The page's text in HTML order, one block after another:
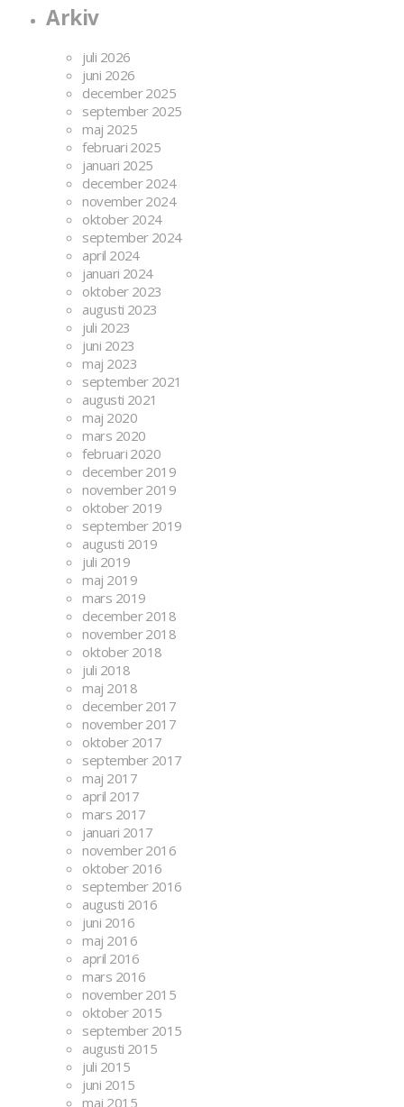
Arkiv
juli 2026
juni 2026
december 2025
september 2025
maj 2025
februari 2025
januari 2025
december 2024
november 2024
oktober 2024
september 2024
april 2024
januari 2024
oktober 2023
augusti 2023
juli 2023
juni 2023
maj 2023
september 2021
augusti 2021
maj 2020
mars 2020
februari 2020
december 2019
november 2019
oktober 2019
september 2019
augusti 2019
juli 2019
maj 2019
mars 2019
december 2018
november 2018
oktober 2018
juli 2018
maj 2018
december 2017
november 2017
oktober 2017
september 2017
maj 2017
april 2017
mars 2017
januari 2017
november 2016
oktober 2016
september 2016
augusti 2016
juni 2016
maj 2016
april 2016
mars 2016
november 2015
oktober 2015
september 2015
augusti 2015
juli 2015
juni 2015
maj 2015